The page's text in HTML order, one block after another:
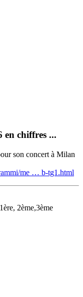
en chiffres ...
son concert à Milan
me … b-tg1.html
2ème,3ème